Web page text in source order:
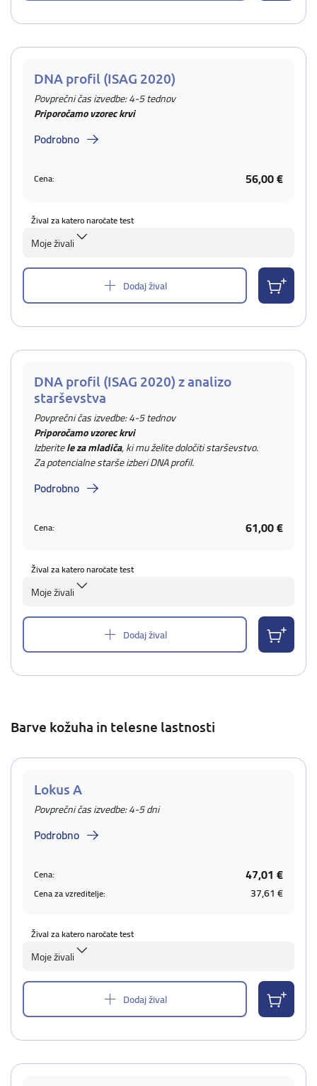
DNA profil (ISAG 2020)
Povprečni čas izvedbe: 4-5 tednov
Priporočamo vzorec krvi
Podrobno
Cena: 56,00 €
Žival za katero naročate test
Moje živali
Dodaj žival
DNA profil (ISAG 2020) z analizo
starševstva
Povprečni čas izvedbe: 4-5 tednov
Priporočamo vzorec krvi
Izberitele za mladiča, ki mu želite določiti starševstvo.
Za potencialne starše izberi DNA profil.
Podrobno
Cena: 61,00 €
Žival za katero naročate test
Moje živali
Dodaj žival
Barve kožuha in telesne lastnosti
Lokus A
Povprečni čas izvedbe: 4-5 dni
Podrobno
Cena: 47,01 €
Cena za vzreditelje: 37,61 €
Žival za katero naročate test
Moje živali
Dodaj žival